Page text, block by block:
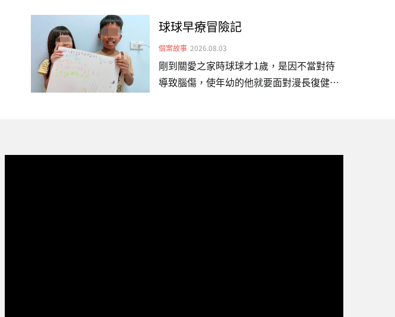
三立新聞網、自由電子報、中時新聞網、
CTWANT、yahoo新聞（台灣新生報轉
載）、…
「黑戶寶寶」的生存困境。為此，台灣關愛
基金會（關愛之家）發起「不分國籍兒童全
日型照顧計畫」，並邀請五度出任公益大使
的藝人 Kimberley 陳芳語現身說法，呼籲社
球球早療冒險記
個案故事 2026.08.03
剛到關愛之家時球球才1歲，是因不當對待
導致腦傷，使年幼的他就要面對漫長復健。